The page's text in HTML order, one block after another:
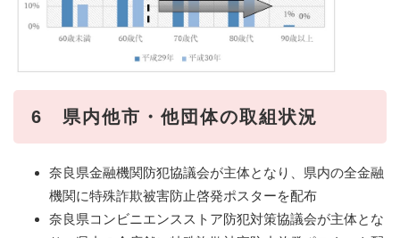
6 県内他市・他団体の取組状況
奈良県金融機関防犯協議会が主体となり、県内の全金融
機関に特殊詐欺被害防止啓発ポスターを配布
奈良県コンビニエンスストア防犯対策協議会が主体とな